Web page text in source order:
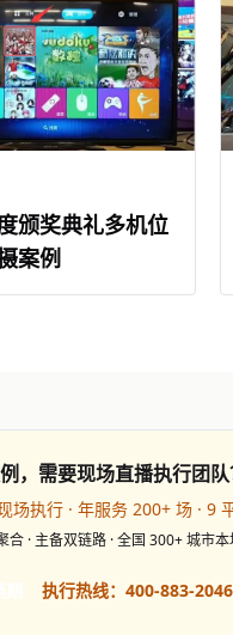
颁奖典礼多机位
案例
，需要现场直播执行团队
场执行 · 年服务 200+ 场 · 9
合 · 主备双链路 · 全国 300+ 城市
执行热线：400-883-2046